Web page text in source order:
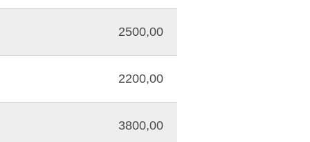
2500,00
2200,00
3800,00